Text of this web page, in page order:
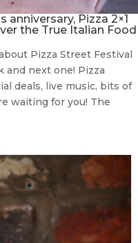
anniversary, Pizza 2×1
the True Italian Food
Pizza Street Festival
and next one! Pizza
deals, live music, bits of
waiting for you! The